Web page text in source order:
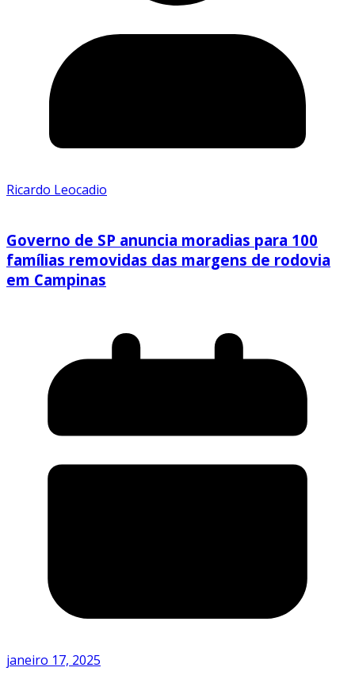
Ricardo Leocadio
Governo de SP anuncia moradias para 100
famílias removidas das margens de rodovia
em Campinas
janeiro 17, 2025